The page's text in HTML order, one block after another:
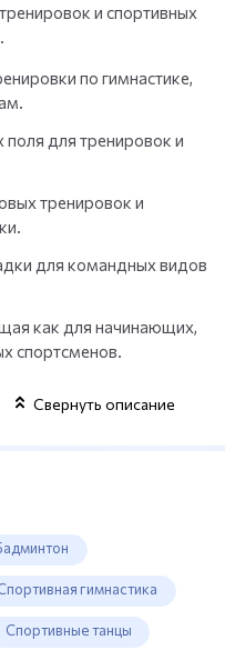
и спортивных
по гимнастике,
для тренировок и
тренировок и
для командных видов
как для начинающих,
спортсменов.
Свернуть описание
гимнастика
Спортивные танцы